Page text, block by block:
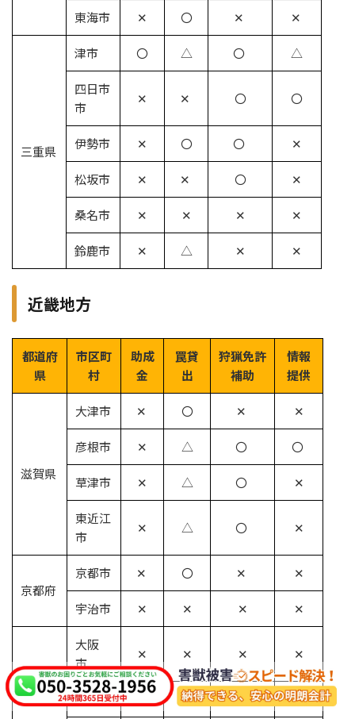
東海市 ✕ 〇 ✕ ✕
三重県
津市 〇 △ 〇 △
四日市
市
✕ ✕ 〇 〇
伊勢市 ✕ 〇 〇 ✕
松坂市 ✕ ✕ 〇 ✕
桑名市 ✕ ✕ ✕ ✕
鈴鹿市 ✕ △ ✕ ✕
近畿地方
都道府
県
市区町
村
助成
金
罠貸
出
狩猟免許
補助
情報
提供
滋賀県
大津市 ✕ 〇 ✕ ✕
彦根市 ✕ △ 〇 〇
草津市 ✕ △ 〇 ✕
東近江
市
✕ △ 〇 ✕
京都府
京都市 ✕ 〇 ✕ ✕
宇治市 ✕ ✕ ✕ ✕
大阪
市
✕ ✕ ✕ ✕
堺市 ✕ 〇 ✕ ✕